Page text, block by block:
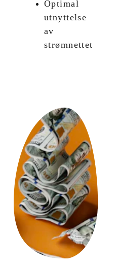
Optimal
utnyttelse
av
strømnettet